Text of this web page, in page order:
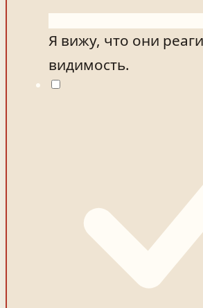
Я вижу, что они
видимость.